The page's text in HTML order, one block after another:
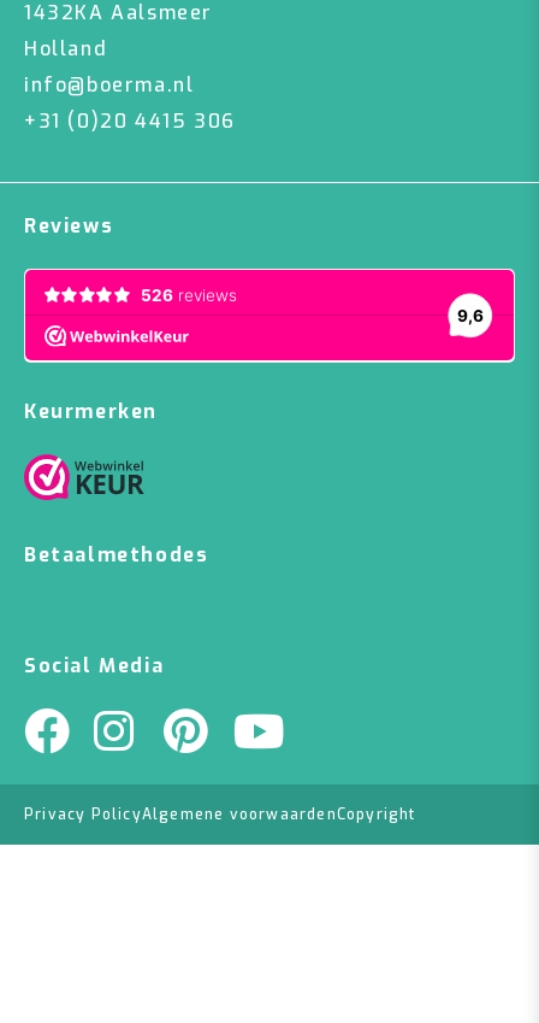
1432KA Aalsmeer
Holland
info@boerma.nl
+31 (0)20 4415 306
Reviews
Keurmerken
Betaalmethodes
Social Media
Privacy PolicyAlgemene voorwaardenCopyright